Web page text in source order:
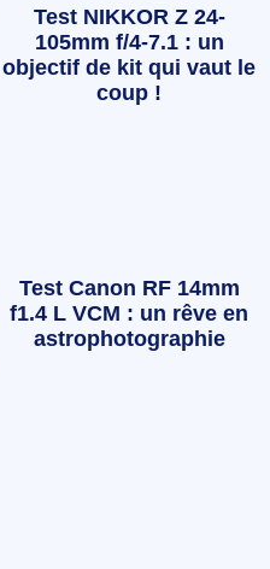
Test NIKKOR Z 24-
105mm f/4-7.1 : un
objectif de kit qui vaut le
coup !
Test Canon RF 14mm
f1.4 L VCM : un rêve en
astrophotographie